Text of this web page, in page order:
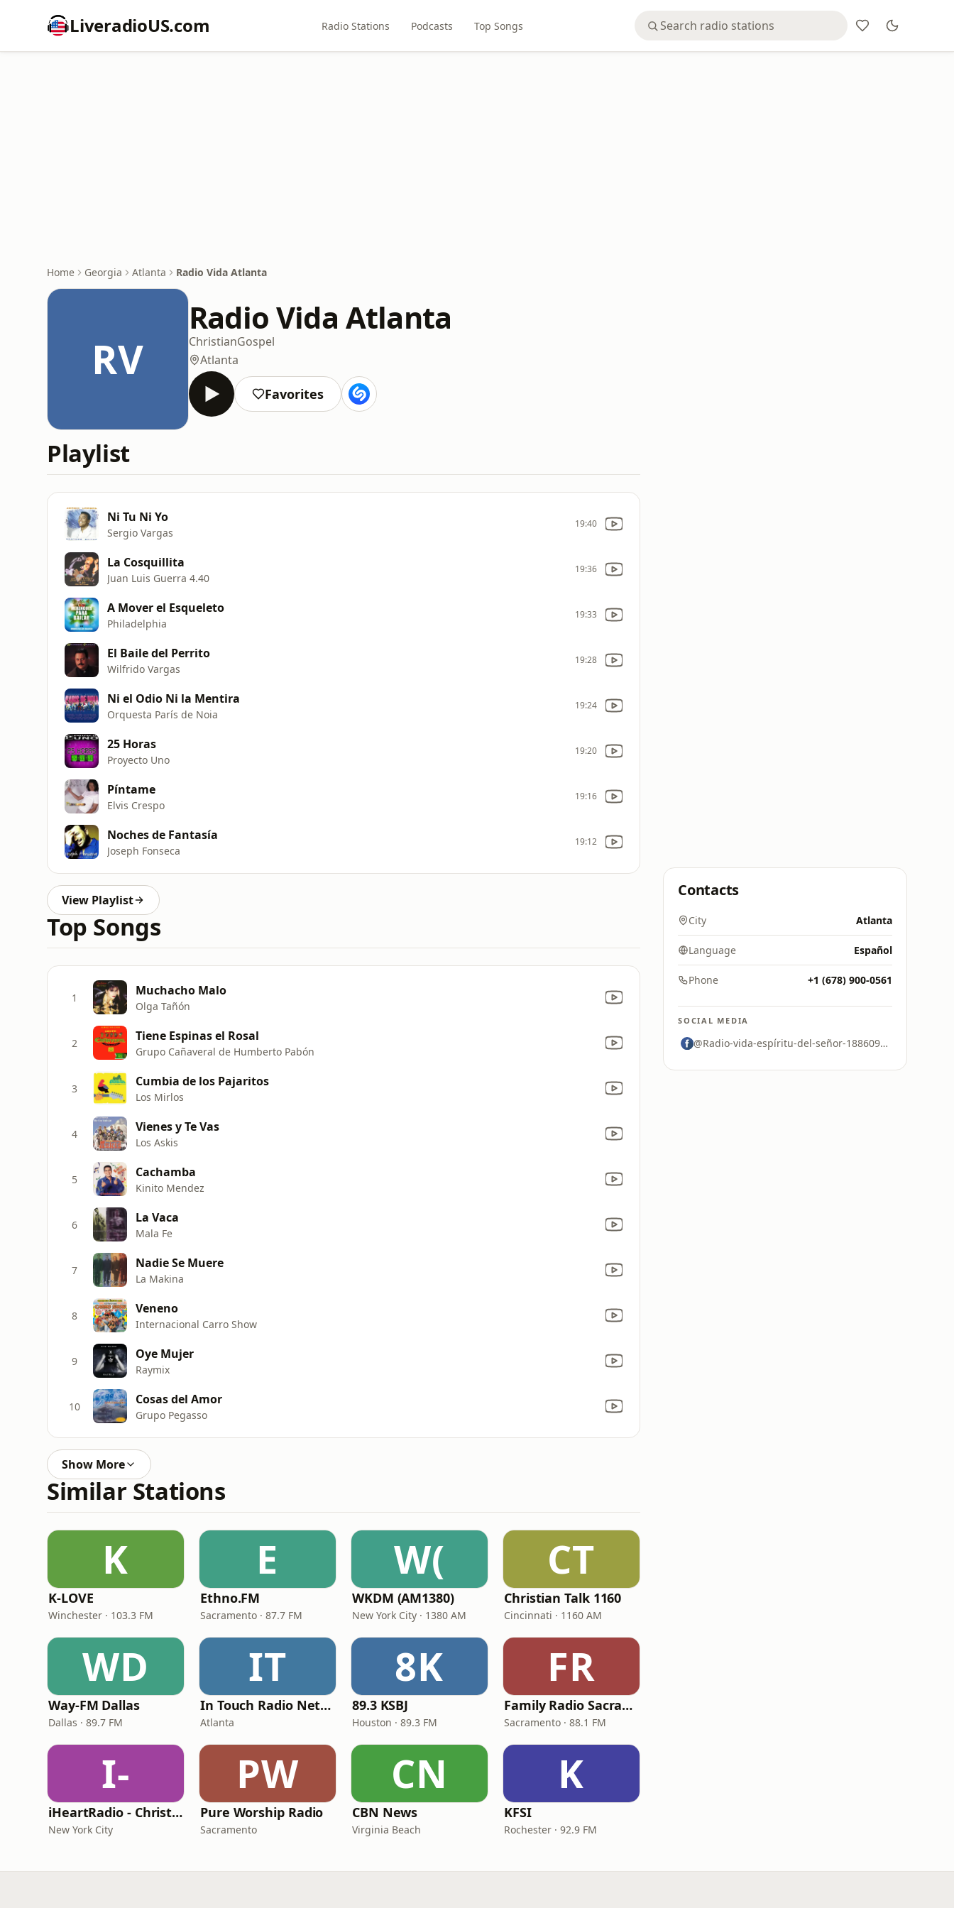
LiveradioUS.com Radio Stations Podcasts Top Songs
Home Georgia Atlanta Radio Vida Atlanta
RV
Radio Vida Atlanta
ChristianGospel
Atlanta
Favorites
Playlist
Ni Tu Ni Yo
Sergio Vargas
19:40
La Cosquillita
Juan Luis Guerra 4.40
19:36
A Mover el Esqueleto
Philadelphia
19:33
El Baile del Perrito
Wilfrido Vargas
19:28
Ni el Odio Ni la Mentira
Orquesta París de Noia
19:24
25 Horas
Proyecto Uno
19:20
Píntame
Elvis Crespo
19:16
Noches de Fantasía
Joseph Fonseca
19:12
View Playlist
Top Songs
1 Muchacho Malo
Olga Tañón
2 Tiene Espinas el Rosal
Grupo Cañaveral de Humberto Pabón
3 Cumbia de los Pajaritos
Los Mirlos
4 Vienes y Te Vas
Los Askis
5 Cachamba
Kinito Mendez
6 La Vaca
Mala Fe
7 Nadie Se Muere
La Makina
8 Veneno
Internacional Carro Show
9 Oye Mujer
Raymix
10 Cosas del Amor
Grupo Pegasso
Show More
Similar Stations
K
K-LOVE
Winchester · 103.3 FM
E
Ethno.FM
Sacramento · 87.7 FM
W(
WKDM (AM1380)
New York City · 1380 AM
CT
Christian Talk 1160
Cincinnati · 1160 AM
WD
Way-FM Dallas
Dallas · 89.7 FM
IT
In Touch Radio Network
Atlanta
8K
89.3 KSBJ
Houston · 89.3 FM
FR
Family Radio Sacramento (KEBR)
Sacramento · 88.1 FM
I-
iHeartRadio - Christian Top 20
New York City
PW
Pure Worship Radio
Sacramento
CN
CBN News
Virginia Beach
K
KFSI
Rochester · 92.9 FM
Contacts
City Atlanta
Language Español
Phone +1 (678) 900-0561
SOCIAL MEDIA
@Radio-vida-espíritu-del-señor-188609835343634